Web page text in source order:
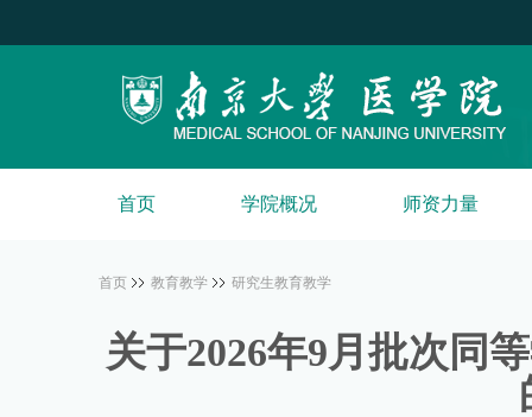
首页 学院概况 师资力量
首页 教育教学 研究生教育教学
关于2026年9月批次同